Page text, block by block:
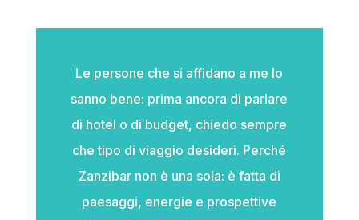
Le persone che si affidano a me lo
sanno bene: prima ancora di parlare
di hotel o di budget, chiedo sempre
che tipo di viaggio desideri. Perché
Zanzibar non è una sola: è fatta di
paesaggi, energie e prospettive